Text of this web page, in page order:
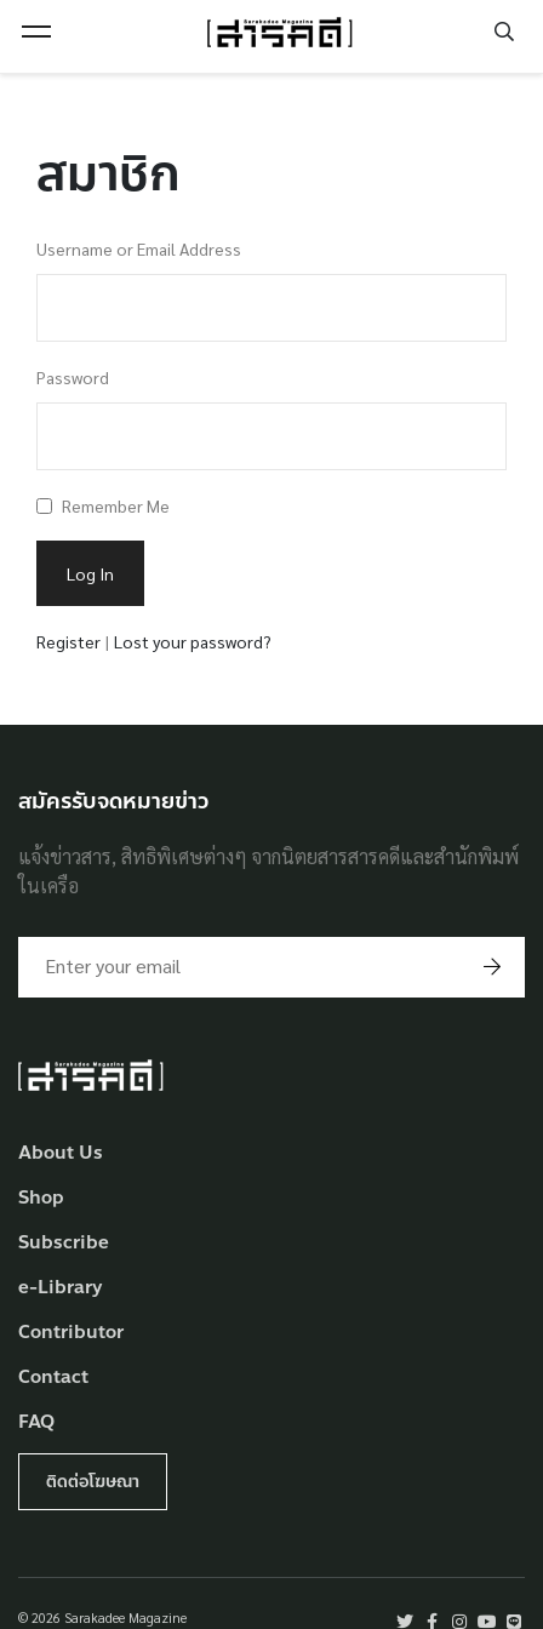
สมาชิก
Username or Email Address
Password
Remember Me
Register | Lost your password?
About Us
Shop
Subscribe
e-Library
Contributor
Contact
FAQ
ติดต่อโฆษณา
© 2026 Sarakadee Magazine
สมัครรับจดหมายข่าว
แจ้งข่าวสาร, สิทธิพิเศษต่างๆ จากนิตยสารสารคดีและสำนักพิมพ์
ในเครือ